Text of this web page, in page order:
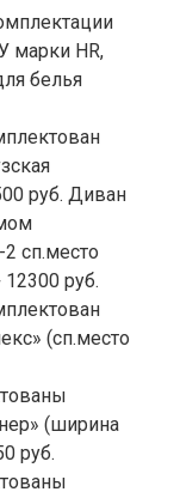
марки HR,
белья
руб. Диван
сп.место
руб.
(сп.место
(ширина
руб.